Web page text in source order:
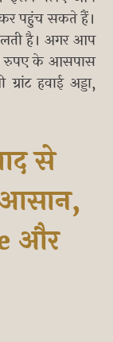
पहुंच सकते हैं।
है। अगर आप
रुपए के आसपास
हवाई अड्डा,
से
आसान,
और